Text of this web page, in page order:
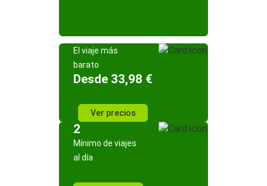
El viaje más
barato
Desde 33,98 €
Ver precios
2
Mínimo de viajes
al día